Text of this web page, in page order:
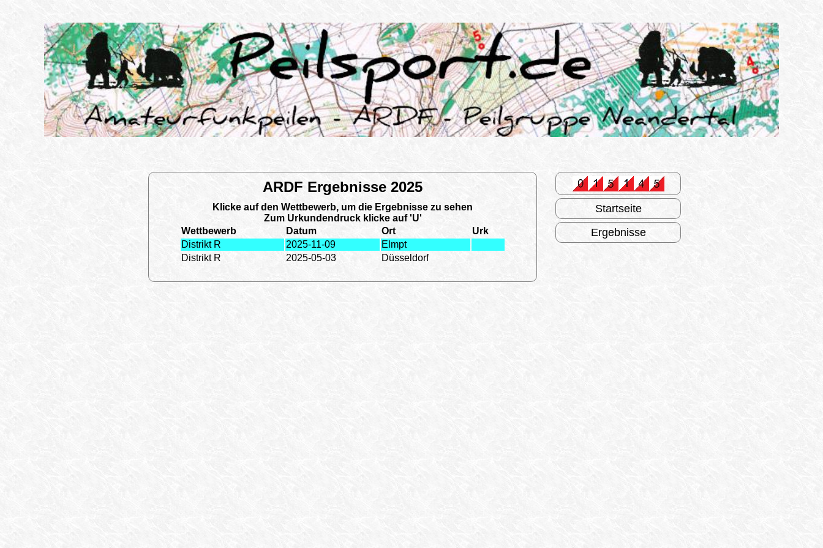
ARDF Ergebnisse 2025
Klicke auf den Wettbewerb, um die Ergebnisse zu sehen
Zum Urkundendruck klicke auf 'U'
Wettbewerb
Datum Ort
Urk
Distrikt R
2025-11-09
Elmpt
Distrikt R
2025-05-03 Düsseldorf
Startseite
Ergebnisse